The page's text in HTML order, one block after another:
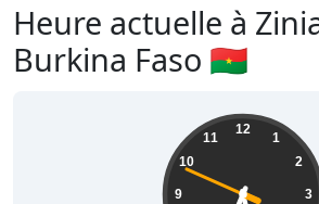
Heure actuelle à
Burkina Faso 🇧🇫
12
1
2
3
9
10
11